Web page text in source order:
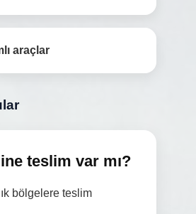
araçlar
teslim var mı?
bölgelere teslim